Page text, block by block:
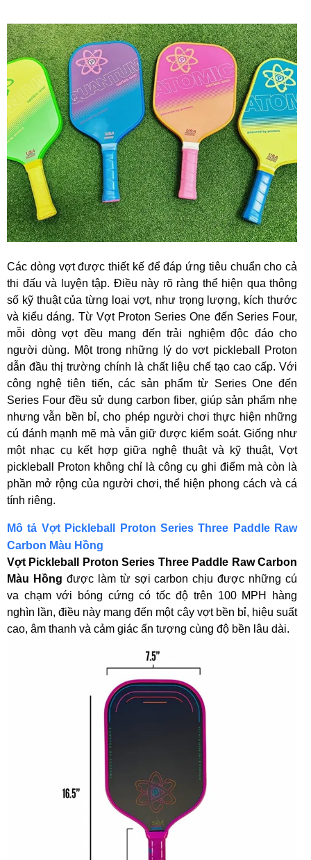
Các dòng vợt được thiết kế để đáp ứng tiêu chuẩn cho cả
thi đấu và luyện tập. Điều này rõ ràng thể hiện qua thông
số kỹ thuật của từng loại vợt, như trọng lượng, kích thước
và kiểu dáng. Từ Vợt Proton Series One đến Series Four,
mỗi dòng vợt đều mang đến trải nghiệm độc đáo cho
người dùng. Một trong những lý do vợt pickleball Proton
dẫn đầu thị trường chính là chất liệu chế tạo cao cấp. Với
công nghệ tiên tiến, các sản phẩm từ Series One đến
Series Four đều sử dụng carbon fiber, giúp sản phẩm nhẹ
nhưng vẫn bền bỉ, cho phép người chơi thực hiện những
cú đánh mạnh mẽ mà vẫn giữ được kiểm soát. Giống như
một nhạc cụ kết hợp giữa nghệ thuật và kỹ thuật, Vợt
pickleball Proton không chỉ là công cụ ghi điểm mà còn là
phần mở rộng của người chơi, thể hiện phong cách và cá
tính riêng.
Mô tả Vợt Pickleball Proton Series Three Paddle Raw
Carbon Màu Hồng
Vợt Pickleball Proton Series Three Paddle Raw Carbon
Màu Hồng được làm từ sợi carbon chịu được những cú
va chạm với bóng cứng có tốc độ trên 100 MPH hàng
nghìn lần, điều này mang đến một cây vợt bền bỉ, hiệu suất
cao, âm thanh và cảm giác ấn tượng cùng độ bền lâu dài.